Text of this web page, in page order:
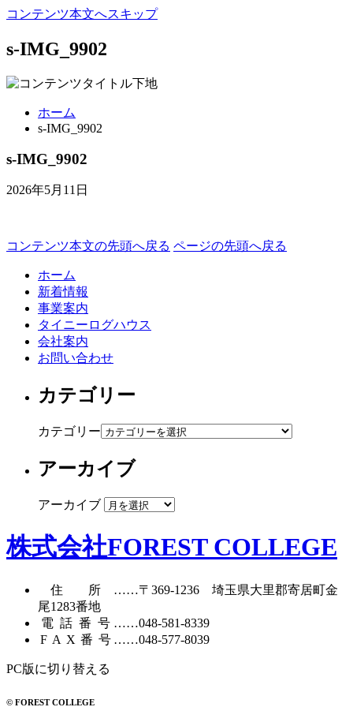
コンテンツ本文へスキップ
s-IMG_9902
ホーム
s-IMG_9902
s-IMG_9902
2026年5月11日
コンテンツ本文の先頭へ戻る ページの先頭へ戻る
ホーム
新着情報
事業案内
タイニーログハウス
会社案内
お問い合わせ
カテゴリー
カテゴリー
アーカイブ
アーカイブ
株式会社FOREST COLLEGE
住所……〒369-1236 埼玉県大里郡寄居町金
尾1283番地
電話番号……048-581-8339
FAX番号……048-577-8039
PC版に切り替える
© FOREST COLLEGE